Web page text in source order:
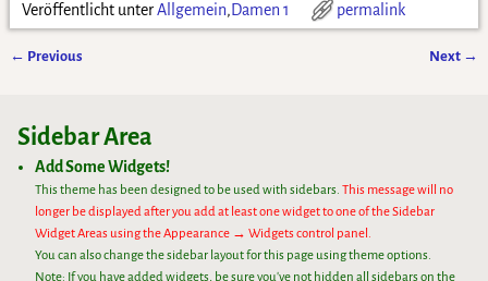
Veröffentlicht unter Allgemein,Damen 1 permalink
← Previous Next →
Sidebar Area
Add Some Widgets!
This theme has been designed to be used with sidebars. This message will no
longer be displayed after you add at least one widget to one of the Sidebar
Widget Areas using the Appearance → Widgets control panel.
You can also change the sidebar layout for this page using theme options.
Note: If you have added widgets, be sure you've not hidden all sidebars on the